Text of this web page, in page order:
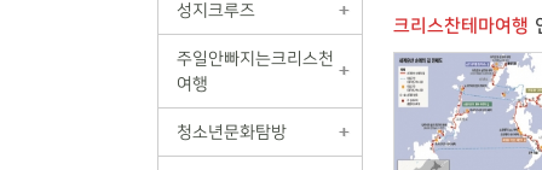
성지크루즈
주일안빠지는크리스천
여행
청소년문화탐방
크리스찬테마여행